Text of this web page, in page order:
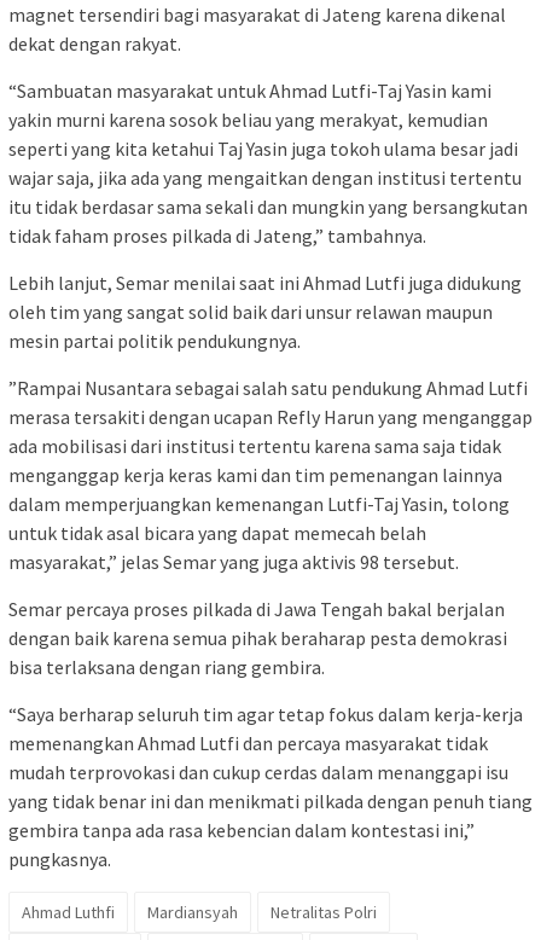
magnet tersendiri bagi masyarakat di Jateng karena dikenal
dekat dengan rakyat.
“Sambuatan masyarakat untuk Ahmad Lutfi-Taj Yasin kami
yakin murni karena sosok beliau yang merakyat, kemudian
seperti yang kita ketahui Taj Yasin juga tokoh ulama besar jadi
wajar saja, jika ada yang mengaitkan dengan institusi tertentu
itu tidak berdasar sama sekali dan mungkin yang bersangkutan
tidak faham proses pilkada di Jateng,” tambahnya.
Lebih lanjut, Semar menilai saat ini Ahmad Lutfi juga didukung
oleh tim yang sangat solid baik dari unsur relawan maupun
mesin partai politik pendukungnya.
⁠”Rampai Nusantara sebagai salah satu pendukung Ahmad Lutfi
merasa tersakiti dengan ucapan Refly Harun yang menganggap
ada mobilisasi dari institusi tertentu karena sama saja tidak
menganggap kerja keras kami dan tim pemenangan lainnya
dalam memperjuangkan kemenangan Lutfi-Taj Yasin, tolong
untuk tidak asal bicara yang dapat memecah belah
masyarakat,” jelas Semar yang juga aktivis 98 tersebut.
Semar percaya proses pilkada di Jawa Tengah bakal berjalan
dengan baik karena semua pihak beraharap pesta demokrasi
bisa terlaksana dengan riang gembira.
“Saya berharap seluruh tim agar tetap fokus dalam kerja-kerja
memenangkan Ahmad Lutfi dan ⁠percaya masyarakat tidak
mudah terprovokasi dan cukup cerdas dalam menanggapi isu
yang tidak benar ini dan menikmati pilkada dengan penuh tiang
gembira tanpa ada rasa kebencian dalam kontestasi ini,”
pungkasnya.
Ahmad Luthfi Mardiansyah
Netralitas Polri